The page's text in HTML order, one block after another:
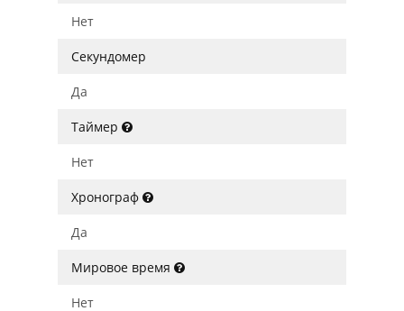
Нет
Секундомер
Да
Таймер
Нет
Хронограф
Да
Мировое время
Нет